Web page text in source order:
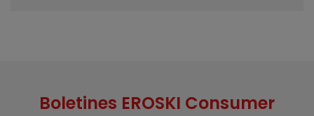
Boletines EROSKI Consumer